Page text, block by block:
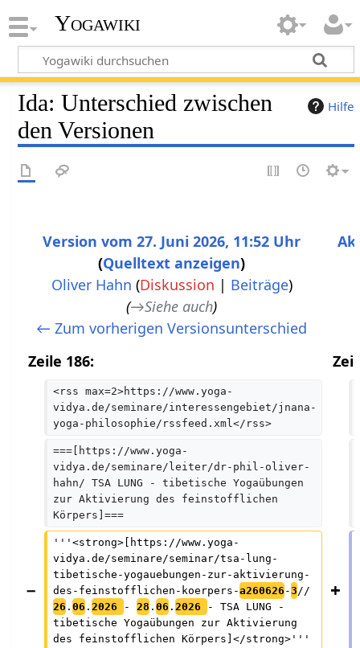
Yogawiki
Hilfe
Ida: Unterschied zwischen
den Versionen
Version vom 27. Juni 2026, 11:52 Uhr
Quelltext anzeigen
Oliver Hahn (Diskussion | Beiträge)
→Siehe auch
← Zum vorherigen Versionsunterschied
Zeile 186:
<rss max=2>https://www.yoga-
vidya.de/seminare/interessengebiet/jnana-
yoga-philosophie/rssfeed.xml</rss>
===[https://www.yoga-
vidya.de/seminare/leiter/dr-phil-oliver-
hahn/ TSA LUNG - tibetische Yogaübungen
zur Aktivierung des feinstofflichen
Körpers]===
'''<strong>[https://www.yoga-
vidya.de/seminare/seminar/tsa-lung-
tibetische-yogauebungen-zur-aktivierung-
des-feinstofflichen-koerpers-a260626 -3 //
26 . 06 . 2026 - 28 . 06 . 2026
- TSA LUNG -
tibetische Yogaübungen zur Aktivierung
des feinstofflichen Körpers]</strong>'''